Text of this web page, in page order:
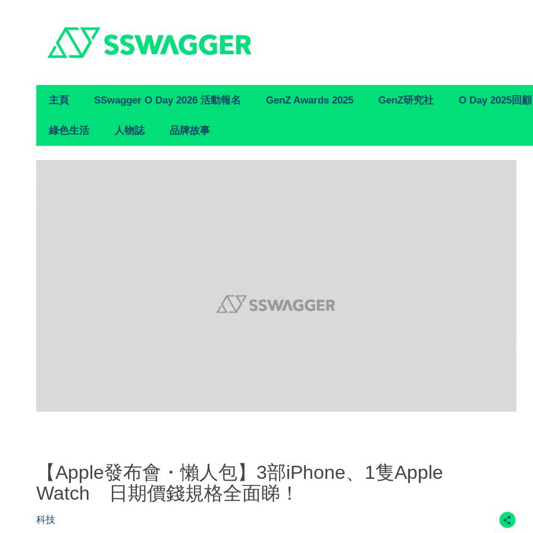
Primary
Navigation
主頁 SSwagger O Day 2026 活動報名 GenZ Awards 2025 GenZ研究社 O Day 2025回顧
綠色生活 人物誌 品牌故事
【Apple發布會・懶人包】3部iPhone、1隻Apple
Watch 日期價錢規格全面睇！
科技